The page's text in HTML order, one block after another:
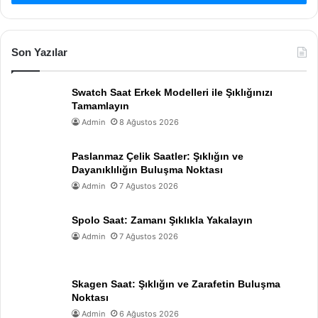
Son Yazılar
Swatch Saat Erkek Modelleri ile Şıklığınızı
Tamamlayın
Admin 8 Ağustos 2026
Paslanmaz Çelik Saatler: Şıklığın ve
Dayanıklılığın Buluşma Noktası
Admin 7 Ağustos 2026
Spolo Saat: Zamanı Şıklıkla Yakalayın
Admin 7 Ağustos 2026
Skagen Saat: Şıklığın ve Zarafetin Buluşma
Noktası
Admin 6 Ağustos 2026